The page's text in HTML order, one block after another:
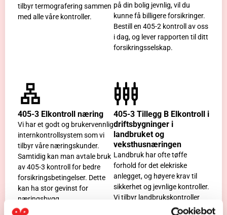
tilbyr termografering sammen
med alle våre kontroller.
på din bolig jevnlig, vil du
kunne få billigere forsikringer.
Bestill en 405-2 kontroll av oss
i dag, og lever rapporten til ditt
forsikringsselskap.
405-3 Elkontroll næring
Vi har et godt og brukervennlig
internkontrollsystem som vi
tilbyr våre næringskunder.
Samtidig kan man avtale bruk
av 405-3 kontroll for bedre
forsikringsbetingelser. Dette
kan ha stor gevinst for
næringsbygg.
405-3 Tillegg B Elkontroll i
driftsbygninger i
landbruket og
veksthusnæringen
Landbruk har ofte tøffe
forhold for det elekriske
anlegget, og høyere krav til
sikkerhet og jevnlige kontroller.
Vi tilbyr landbrukskontroller
med termografering iht. FG-